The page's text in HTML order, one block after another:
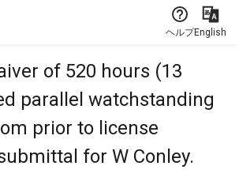
ヘルプEnglish
of 520 hours (13
parallel watchstanding
prior to license
for W Conley.